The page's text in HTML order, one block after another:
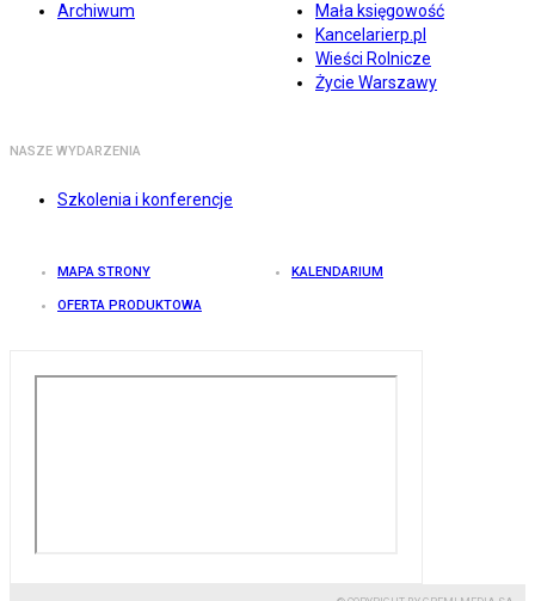
Archiwum
Mała księgowość
Kancelarierp.pl
Wieści Rolnicze
Życie Warszawy
NASZE WYDARZENIA
Szkolenia i konferencje
MAPA STRONY KALENDARIUM
OFERTA PRODUKTOWA